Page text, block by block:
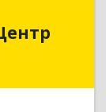
Центр
г,